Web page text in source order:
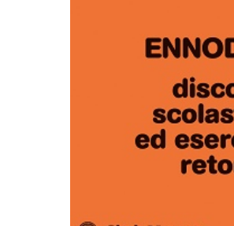
AGGIUNGI AL CARRELLO